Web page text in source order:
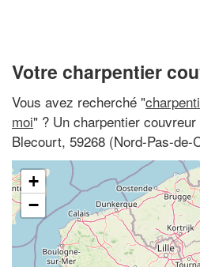
Votre charpentier
Vous avez recherché "
moi" ? Un charpentier
Blecourt, 59268 (Nord-Pas-de-
+
−